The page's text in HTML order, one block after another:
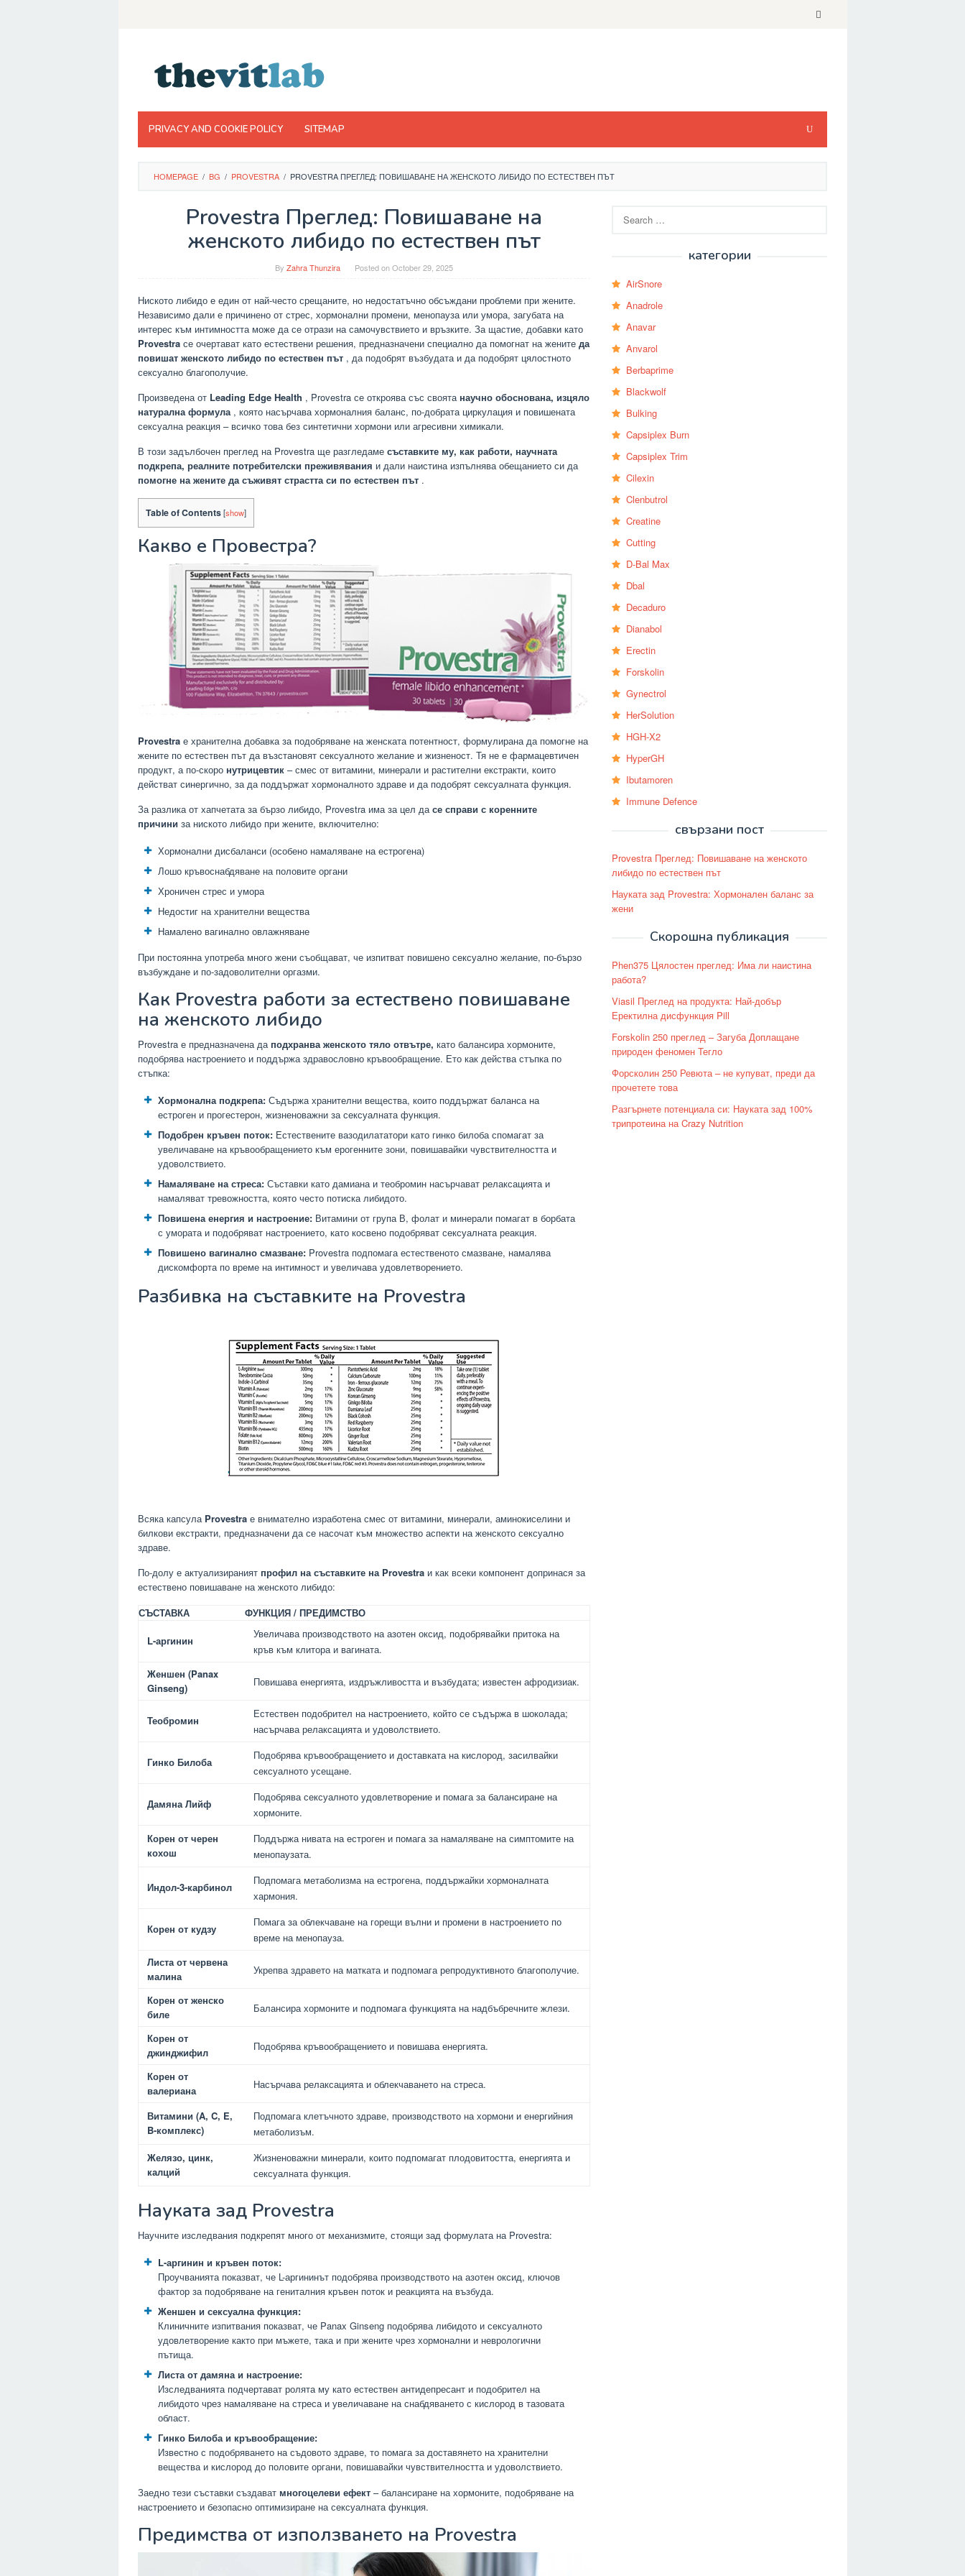
PRIVACY AND COOKIE POLICY SITEMAP
HOMEPAGE / BG / PROVESTRA / PROVESTRA ПРЕГЛЕД: ПОВИШАВАНЕ НА ЖЕНСКОТО ЛИБИДО ПО ЕСТЕСТВЕН ПЪТ
Provestra Преглед: Повишаване на
женското либидо по естествен път
By Zahra Thunzira Posted onOctober 29, 2025
Ниското либидо е един от най-често срещаните, но недостатъчно обсъждани проблеми при жените.
Независимо дали е причинено от стрес, хормонални промени, менопауза или умора, загубата на
интерес към интимността може да се отрази на самочувствието и връзките. За щастие, добавки като
Provestra се очертават като естествени решения, предназначени специално да помогнат на жените да
повишат женското либидо по естествен път , да подобрят възбудата и да подобрят цялостното
сексуално благополучие.
Произведена от Leading Edge Health , Provestra се откроява със своята научно обоснована, изцяло
натурална формула, която насърчава хормоналния баланс, по-добрата циркулация и повишената
сексуална реакция – всичко това без синтетични хормони или агресивни химикали.
В този задълбочен преглед на Provestra ще разгледаме съставките му, как работи, научната
подкрепа, реалните потребителски преживявания и дали наистина изпълнява обещанието си да
помогне на жените да съживят страстта си по естествен път .
Table of Contents[show]
Какво е Провестра?
Provestra е хранителна добавка за подобряване на женската потентност, формулирана да помогне на
жените по естествен път да възстановят сексуалното желание и жизненост. Тя не е фармацевтичен
продукт, а по-скоро нутрицевтик – смес от витамини, минерали и растителни екстракти, които
действат синергично, за да поддържат хормоналното здраве и да подобрят сексуалната функция.
За разлика от хапчетата за бързо либидо, Provestra има за цел дасе справи с коренните
причини за ниското либидо при жените, включително:
Хормонални дисбаланси (особено намаляване на естрогена)
Лошо кръвоснабдяване на половите органи
Хроничен стрес и умора
Недостиг на хранителни вещества
Намалено вагинално овлажняване
При постоянна употреба много жени съобщават, че изпитват повишено сексуално желание, по-бързо
възбуждане и по-задоволителни оргазми.
Как Provestra работи за естествено повишаване
на женското либидо
Provestra е предназначена да подхранва женското тяло отвътре, като балансира хормоните,
подобрява настроението и поддържа здравословно кръвообращение. Ето как действа стъпка по
стъпка:
Хормонална подкрепа: Съдържа хранителни вещества, които поддържат баланса на
естроген и прогестерон, жизненоважни за сексуалната функция.
Подобрен кръвен поток: Естествените вазодилататори като гинко билоба спомагат за
увеличаване на кръвообращението към ерогенните зони, повишавайки чувствителността и
удоволствието.
Намаляване на стреса: Съставки като дамиана и теобромин насърчават релаксацията и
намаляват тревожността, която често потиска либидото.
Повишена енергия и настроение: Витамини от група В, фолат и минерали помагат в борбата
с умората и подобряват настроението, като косвено подобряват сексуалната реакция.
Повишено вагинално смазване: Provestra подпомага естественото смазване, намалява
дискомфорта по време на интимност и увеличава удовлетворението.
Разбивка на съставките на Provestra
Всяка капсула Provestra е внимателно изработена смес от витамини, минерали, аминокиселини и
билкови екстракти, предназначени да се насочат към множество аспекти на женското сексуално
здраве.
По-долу е актуализираният профил на съставките на Provestra и как всеки компонент допринася за
естествено повишаване на женското либидо:
СЪСТАВКА
ФУНКЦИЯ / ПРЕДИМСТВО
L-аргинин
Увеличава производството на азотен оксид, подобрявайки притока на
кръв към клитора и вагината.
Женшен (Panax
Ginseng)
Повишава енергията, издръжливостта и възбудата; известен афродизиак.
Теобромин
Естествен подобрител на настроението, който се съдържа в шоколада;
насърчава релаксацията и удоволствието.
Гинко Билоба
Подобрява кръвообращението и доставката на кислород, засилвайки
сексуалното усещане.
Дамяна Лийф
Подобрява сексуалното удовлетворение и помага за балансиране на
хормоните.
Корен от черен
кохош
Поддържа нивата на естроген и помага за намаляване на симптомите на
менопаузата.
Индол-3-карбинол
Подпомага метаболизма на естрогена, поддържайки хормоналната
хармония.
Корен от кудзу
Помага за облекчаване на горещи вълни и промени в настроението по
време на менопауза.
Листа от червена
малина
Укрепва здравето на матката и подпомага репродуктивното благополучие.
Корен от женско
биле
Балансира хормоните и подпомага функцията на надбъбречните жлези.
Корен от
джинджифил
Подобрява кръвообращението и повишава енергията.
Корен от
валериана
Насърчава релаксацията и облекчаването на стреса.
Витамини (A, C, E,
B-комплекс)
Подпомага клетъчното здраве, производството на хормони и енергийния
метаболизъм.
Желязо, цинк,
калций
Жизненоважни минерали, които подпомагат плодовитостта, енергията и
сексуалната функция.
Науката зад Provestra
Научните изследвания подкрепят много от механизмите, стоящи зад формулата на Provestra:
L-аргинин и кръвен поток:
Проучванията показват, че L-аргининът подобрява производството на азотен оксид, ключов
фактор за подобряване на гениталния кръвен поток и реакцията на възбуда.
Женшен и сексуална функция:
Клиничните изпитвания показват, че Panax Ginseng подобрява либидото и сексуалното
удовлетворение както при мъжете, така и при жените чрез хормонални и неврологични
пътища.
Листа от дамяна и настроение:
Изследванията подчертават ролята му като естествен антидепресант и подобрител на
либидото чрез намаляване на стреса и увеличаване на снабдяването с кислород в тазовата
област.
Гинко Билоба и кръвообращение:
Известно с подобряването на съдовото здраве, то помага за доставянето на хранителни
вещества и кислород до половите органи, повишавайки чувствителността и удоволствието.
Заедно тези съставки създават многоцелеви ефект – балансиране на хормоните, подобряване на
настроението и безопасно оптимизиране на сексуалната функция.
Предимства от използването на Provestra
for:
категории
AirSnore
Anadrole
Anavar
Anvarol
Berbaprime
Blackwolf
Bulking
Capsiplex Burn
Capsiplex Trim
Cilexin
Clenbutrol
Creatine
Cutting
D-Bal Max
Dbal
Decaduro
Dianabol
Erectin
Forskolin
Gynectrol
HerSolution
HGH-X2
HyperGH
Ibutamoren
Immune Defence
свързани пост
Provestra Преглед: Повишаване на женското
либидо по естествен път
Науката зад Provestra: Хормонален баланс за
жени
Скорошна публикация
Phen375 Цялостен преглед: Има ли наистина
работа?
Viasil Преглед на продукта: Най-добър
Еректилна дисфункция Pill
Forskolin 250 преглед – Загуба Доплащане
природен феномен Тегло
Форсколин 250 Ревюта – не купуват, преди да
прочетете това
Разгърнете потенциала си: Науката зад 100%
трипротеина на Crazy Nutrition